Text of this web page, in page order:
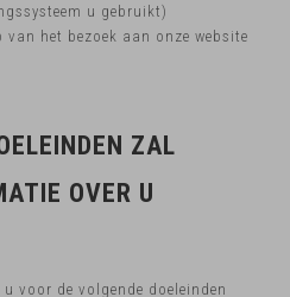
u gebruikt)
het bezoek aan onze website
ZAL
OVER U
voor de volgende doeleinden